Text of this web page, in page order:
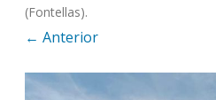
(Fontellas).
← Anterior